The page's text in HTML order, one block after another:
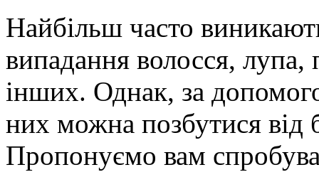
Найбільш часто
випадання волосся, лупа,
інших. Однак, за
них можна позбутися від
Пропонуємо вам